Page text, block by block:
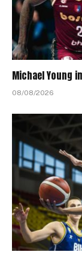
Michael Young
08/08/2026